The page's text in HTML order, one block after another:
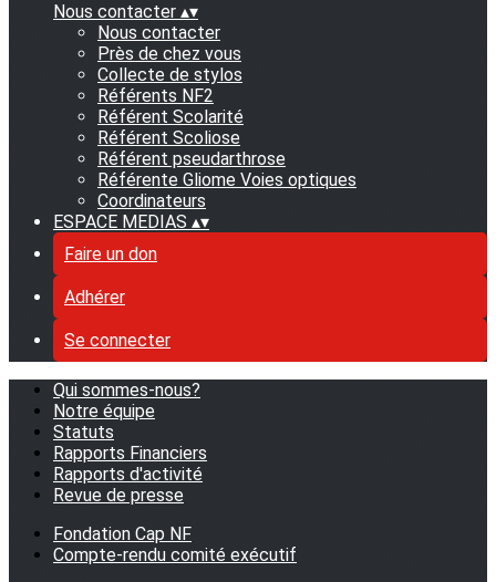
Nous contacter ▴▾
Nous contacter
Près de chez vous
Collecte de stylos
Référents NF2
Référent Scolarité
Référent Scoliose
Référent pseudarthrose
Référente Gliome Voies optiques
Coordinateurs
ESPACE MEDIAS ▴▾
Faire un don
Adhérer
Se connecter
Qui sommes-nous?
Notre équipe
Statuts
Rapports Financiers
Rapports d'activité
Revue de presse
Fondation Cap NF
Compte-rendu comité exécutif